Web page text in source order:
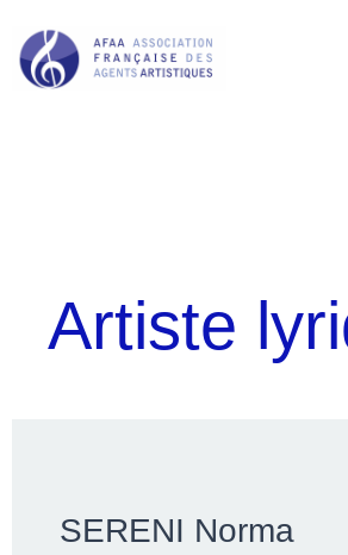
Artiste
SERENI Norma